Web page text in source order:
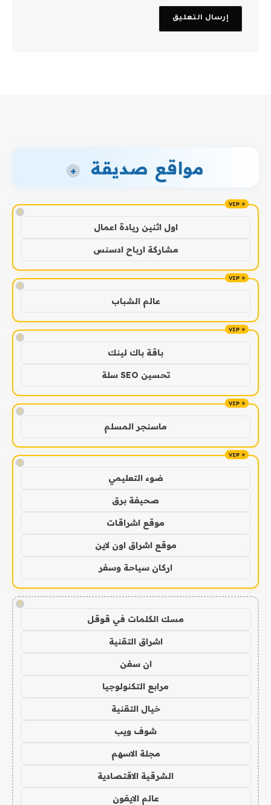
مواقع صديقة +
!
اول اثنين ريادة اعمال
مشاركة ارباح ادسنس
!
عالم الشباب
!
باقة باك لينك
تحسين SEO سلة
!
ماسنجر المسلم
!
ضوء التعليمي
صحيفة برق
موقع اشراقات
موقع اشراق اون لاين
اركان سياحة وسفر
!
مسك الكلمات في قوقل
اشراق التقنية
ان سفن
مرابع التكنولوجيا
خيال التقنية
شوف ويب
مجلة الاسهم
الشرقية الاقتصادية
عالم الايفون